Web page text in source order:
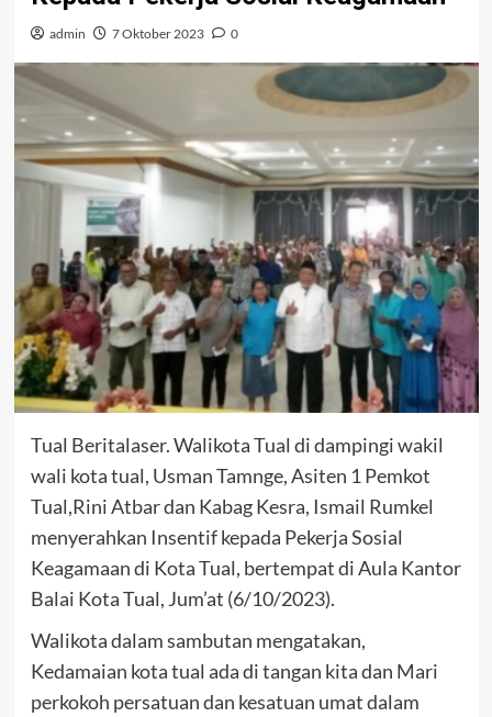
admin 7 Oktober 2023 0
Tual Beritalaser. Walikota Tual di dampingi wakil
wali kota tual, Usman Tamnge, Asiten 1 Pemkot
Tual,Rini Atbar dan Kabag Kesra, Ismail Rumkel
menyerahkan Insentif kepada Pekerja Sosial
Keagamaan di Kota Tual, bertempat di Aula Kantor
Balai Kota Tual, Jum’at (6/10/2023).
Walikota dalam sambutan mengatakan,
Kedamaian kota tual ada di tangan kita dan Mari
perkokoh persatuan dan kesatuan umat dalam